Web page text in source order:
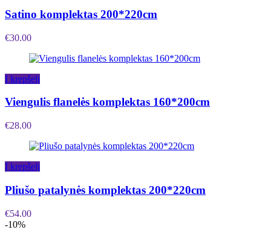
Satino komplektas 200*220cm
€30.00
Į krepšelį
Viengulis flanelės komplektas 160*200cm
€28.00
Į krepšelį
Pliušo patalynės komplektas 200*220cm
€54.00
-10%